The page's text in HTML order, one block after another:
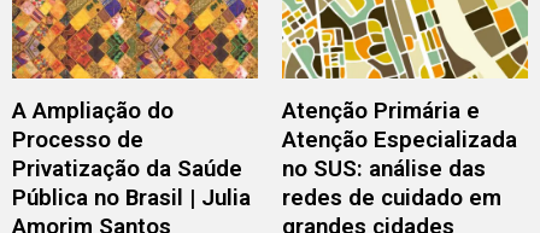
A Ampliação do
Processo de
Privatização da Saúde
Pública no Brasil | Julia
Amorim Santos
Atenção Primária e
Atenção Especializada
no SUS: análise das
redes de cuidado em
grandes cidades